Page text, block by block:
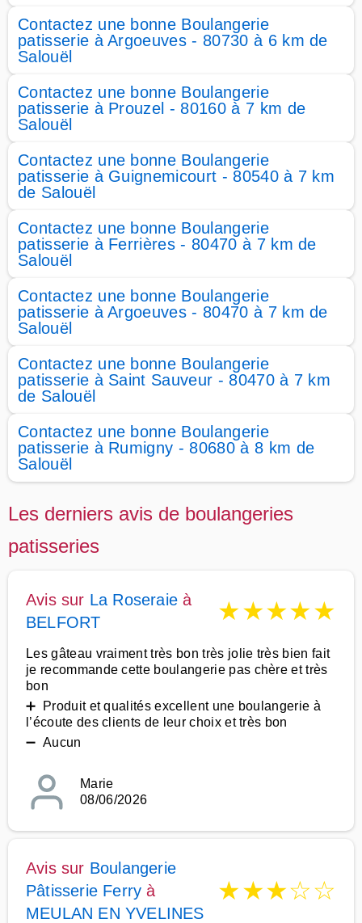
Contactez une bonne Boulangerie
patisserie à Argoeuves - 80730 à 6 km de
Salouël
Contactez une bonne Boulangerie
patisserie à Prouzel - 80160 à 7 km de
Salouël
Contactez une bonne Boulangerie
patisserie à Guignemicourt - 80540 à 7 km
de Salouël
Contactez une bonne Boulangerie
patisserie à Ferrières - 80470 à 7 km de
Salouël
Contactez une bonne Boulangerie
patisserie à Argoeuves - 80470 à 7 km de
Salouël
Contactez une bonne Boulangerie
patisserie à Saint Sauveur - 80470 à 7 km
de Salouël
Contactez une bonne Boulangerie
patisserie à Rumigny - 80680 à 8 km de
Salouël
Les derniers avis de boulangeries
patisseries
Avis sur La Roseraie à
BELFORT
★★★★★
Les gâteau vraiment très bon très jolie très bien fait
je recommande cette boulangerie pas chère et très
bon
➕ Produit et qualités excellent une boulangerie à
l’écoute des clients de leur choix et très bon
➖ Aucun
Marie
08/06/2026
Avis sur Boulangerie
Pâtisserie Ferry à
MEULAN EN YVELINES
★★★☆☆